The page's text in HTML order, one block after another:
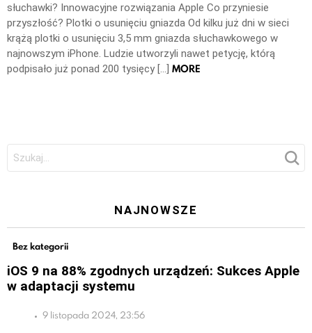
słuchawki? Innowacyjne rozwiązania Apple Co przyniesie
przyszłość? Plotki o usunięciu gniazda Od kilku już dni w sieci
krążą plotki o usunięciu 3,5 mm gniazda słuchawkowego w
najnowszym iPhone. Ludzie utworzyli nawet petycję, którą
podpisało już ponad 200 tysięcy […] MORE
Szukaj:
NAJNOWSZE
Bez kategorii
iOS 9 na 88% zgodnych urządzeń: Sukces Apple
w adaptacji systemu
9 listopada 2024, 23:56